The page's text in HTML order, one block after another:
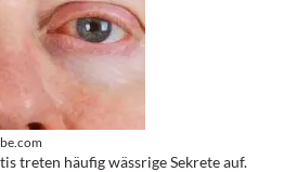
treten häufig wässrige Sekrete auf.